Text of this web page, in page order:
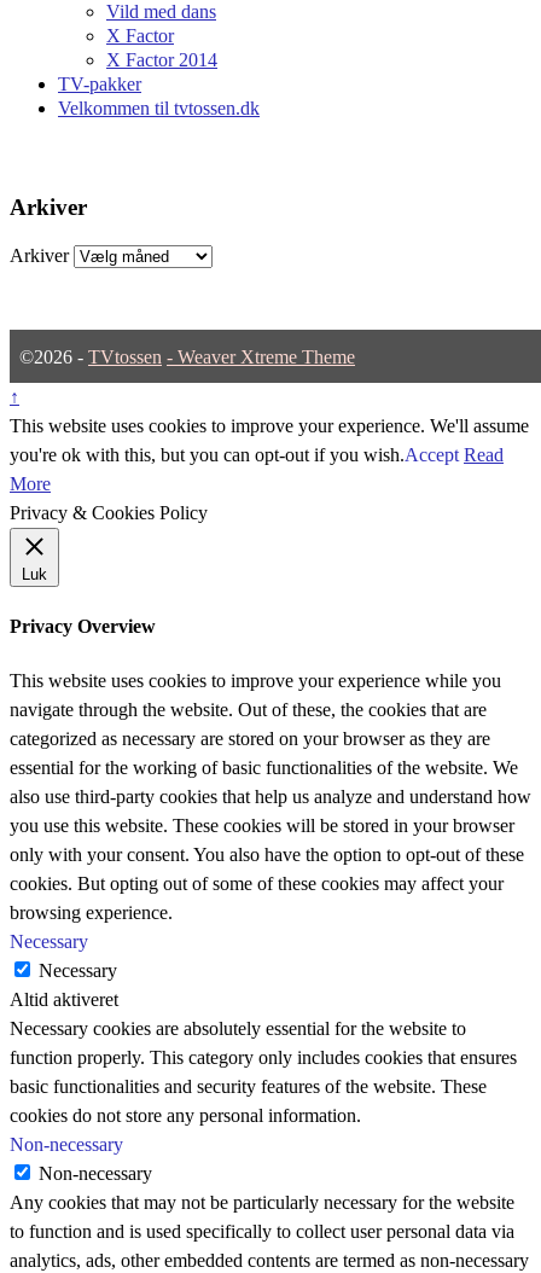
Vild med dans
X Factor
X Factor 2014
TV-pakker
Velkommen til tvtossen.dk
Arkiver
Arkiver
©2026 - TVtossen - Weaver Xtreme Theme
↑
This website uses cookies to improve your experience. We'll assume
you're ok with this, but you can opt-out if you wish.Accept Read
More
Privacy & Cookies Policy
Luk
Privacy Overview
This website uses cookies to improve your experience while you
navigate through the website. Out of these, the cookies that are
categorized as necessary are stored on your browser as they are
essential for the working of basic functionalities of the website. We
also use third-party cookies that help us analyze and understand how
you use this website. These cookies will be stored in your browser
only with your consent. You also have the option to opt-out of these
cookies. But opting out of some of these cookies may affect your
browsing experience.
Necessary
Necessary
Altid aktiveret
Necessary cookies are absolutely essential for the website to
function properly. This category only includes cookies that ensures
basic functionalities and security features of the website. These
cookies do not store any personal information.
Non-necessary
Non-necessary
Any cookies that may not be particularly necessary for the website
to function and is used specifically to collect user personal data via
analytics, ads, other embedded contents are termed as non-necessary